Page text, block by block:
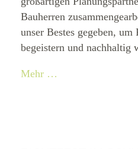
Bauherren
unser Bestes gegeben,
begeistern und nachhaltig
Mehr …